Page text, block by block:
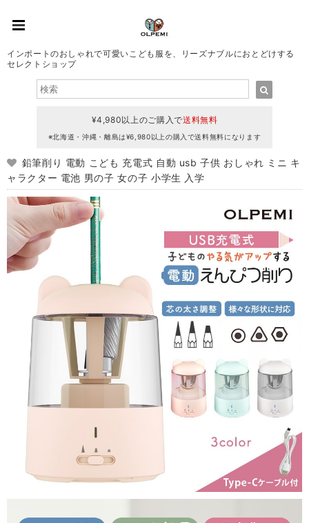
インポートのおしゃれで可愛いこども服を、リーズナブルにおとどけする
セレクトショップ
¥4,980以上のご購入で送料無料
※北海道・沖縄・離島は¥6,980以上の購入で送料無料になります
鉛筆削り 電動 こども 充電式 自動 usb 子供 おしゃれ ミニ キ
ャラクター 電池 男の子 女の子 小学生 入学